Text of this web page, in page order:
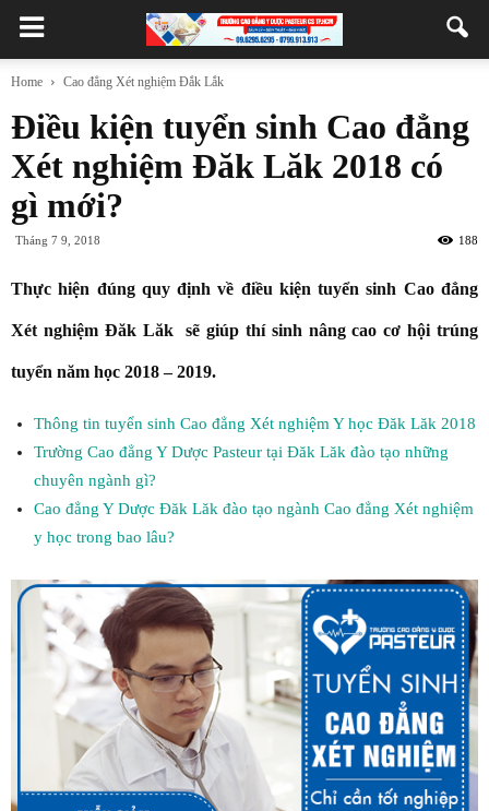
Home Cao đẳng Xét nghiệm Đắk Lắk
Điều kiện tuyển sinh Cao đẳng
Xét nghiệm Đăk Lăk 2018 có
gì mới?
Tháng 7 9, 2018 188
Thực hiện đúng quy định về điều kiện tuyển sinh Cao đẳng
Xét nghiệm Đăk Lăk sẽ giúp thí sinh nâng cao cơ hội trúng
tuyển năm học 2018 – 2019.
Thông tin tuyển sinh Cao đẳng Xét nghiệm Y học Đăk Lăk 2018
Trường Cao đẳng Y Dược Pasteur tại Đăk Lăk đào tạo những
chuyên ngành gì?
Cao đẳng Y Dược Đăk Lăk đào tạo ngành Cao đẳng Xét nghiệm
y học trong bao lâu?